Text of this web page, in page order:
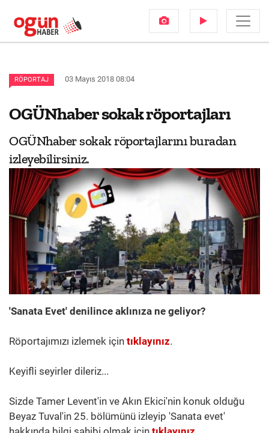
RÖPORTAJ 03 Mayıs 2018 08:04
OGÜNhaber sokak röportajları
OGÜNhaber sokak röportajlarını buradan
izleyebilirsiniz.
'Sanata Evet' denilince aklınıza ne geliyor?
Röportajımızı izlemek için tıklayınız.
Keyifli seyirler dileriz...
Sizde Tamer Levent'in ve Akın Ekici'nin konuk olduğu
Beyaz Tuval'in 25. bölümünü izleyip 'Sanata evet'